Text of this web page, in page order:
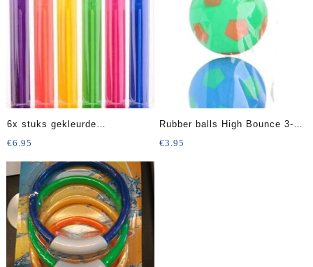
6x stuks gekleurde
duikstaafjes 20 cm
€6.95
Rubber balls High Bounce 3-
delig 4,5 Cm
€3.95